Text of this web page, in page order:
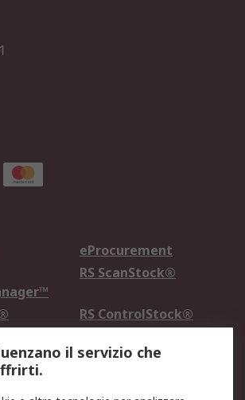
eProcurement
RS ScanStock®
RS ControlStock®
il servizio che